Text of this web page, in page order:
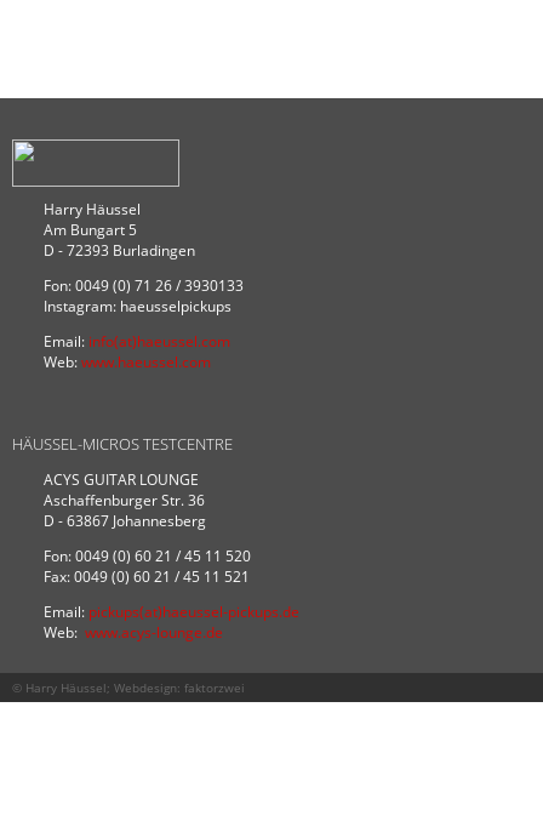
Harry Häussel
Am Bungart 5
D - 72393 Burladingen
Fon: 0049 (0) 71 26 / 3930133
Instagram: haeusselpickups
Email: info(at)haeussel.com
Web:www.haeussel.com
HÄUSSEL-MICROS TESTCENTRE
ACYS GUITAR LOUNGE
Aschaffenburger Str. 36
D - 63867 Johannesberg
Fon: 0049 (0) 60 21 / 45 11 520
Fax: 0049 (0) 60 21 / 45 11 521
Email: pickups(at)haeussel-pickups.de
Web: www.acys-lounge.de
© Harry Häussel; Webdesign: faktorzwei